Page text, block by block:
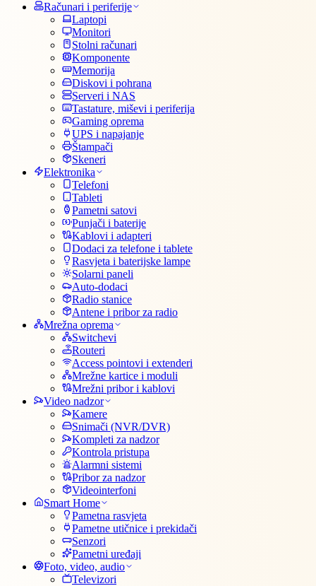
Računari i periferije
Laptopi
Monitori
Stolni računari
Komponente
Memorija
Diskovi i pohrana
Serveri i NAS
Tastature, miševi i periferija
Gaming oprema
UPS i napajanje
Štampači
Skeneri
Elektronika
Telefoni
Tableti
Pametni satovi
Punjači i baterije
Kablovi i adapteri
Dodaci za telefone i tablete
Rasvjeta i baterijske lampe
Solarni paneli
Auto-dodaci
Radio stanice
Antene i pribor za radio
Mrežna oprema
Switchevi
Routeri
Access pointovi i extenderi
Mrežne kartice i moduli
Mrežni pribor i kablovi
Video nadzor
Kamere
Snimači (NVR/DVR)
Kompleti za nadzor
Kontrola pristupa
Alarmni sistemi
Pribor za nadzor
Videointerfoni
Smart Home
Pametna rasvjeta
Pametne utičnice i prekidači
Senzori
Pametni uređaji
Foto, video, audio
Televizori